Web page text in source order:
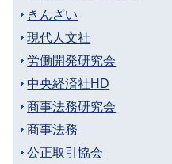
きんざい
現代人文社
労働開発研究会
中央経済社HD
商事法務研究会
商事法務
公正取引協会